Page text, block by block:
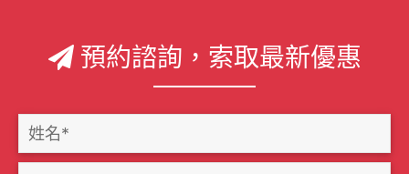
預約諮詢，索取最新優惠